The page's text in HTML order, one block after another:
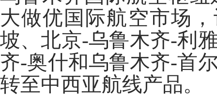
大做优国际航空市场
坡、北京-乌鲁木齐-利
齐-奥什和乌鲁木齐-首
转至中西亚航线产品。